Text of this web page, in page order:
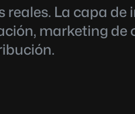
La capa de
marketing de